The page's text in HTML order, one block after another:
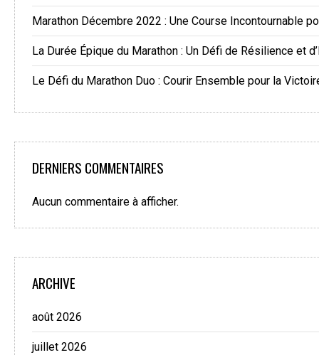
Marathon Décembre 2022 : Une Course Incontournable
La Durée Épique du Marathon : Un Défi de Résilience et
Le Défi du Marathon Duo : Courir Ensemble pour la
DERNIERS COMMENTAIRES
Aucun commentaire à afficher.
ARCHIVE
août 2026
juillet 2026